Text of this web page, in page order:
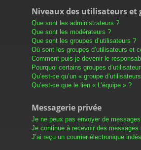
Niveaux des utilisateurs et
Que sont les administrateurs ?
Que sont les modérateurs ?
Que sont les groupes d’utilisateurs ?
Où sont les groupes d’utilisateurs et
Comment puis-je devenir le
Pourquoi certains groupes
Qu’est-ce qu’un « groupe
Qu’est-ce que le lien « L’équipe » ?
Messagerie privée
Je ne peux pas envoyer de
Je continue à recevoir des
J’ai reçu un courrier électronique